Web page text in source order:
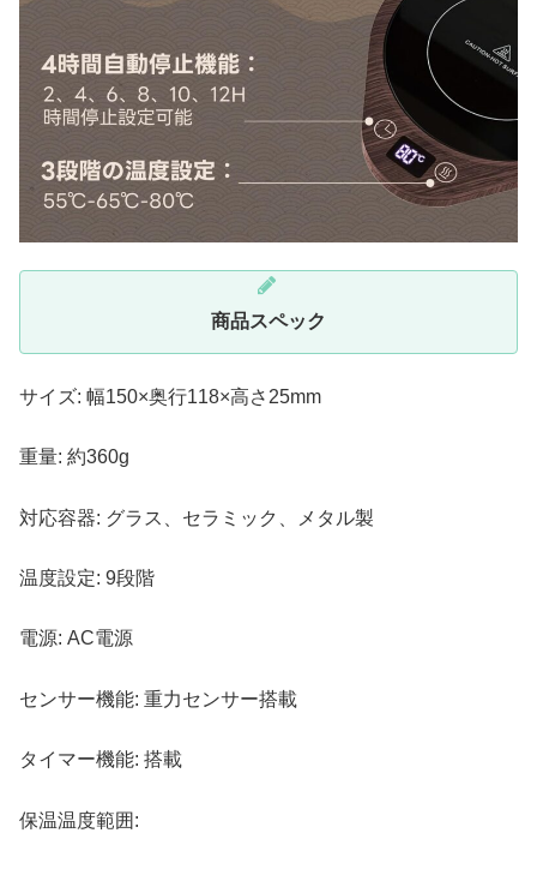
商品スペック
サイズ: 幅150×奥行118×高さ25mm
重量: 約360g
対応容器: グラス、セラミック、メタル製
温度設定: 9段階
電源: AC電源
センサー機能: 重力センサー搭載
タイマー機能: 搭載
保温温度範囲: